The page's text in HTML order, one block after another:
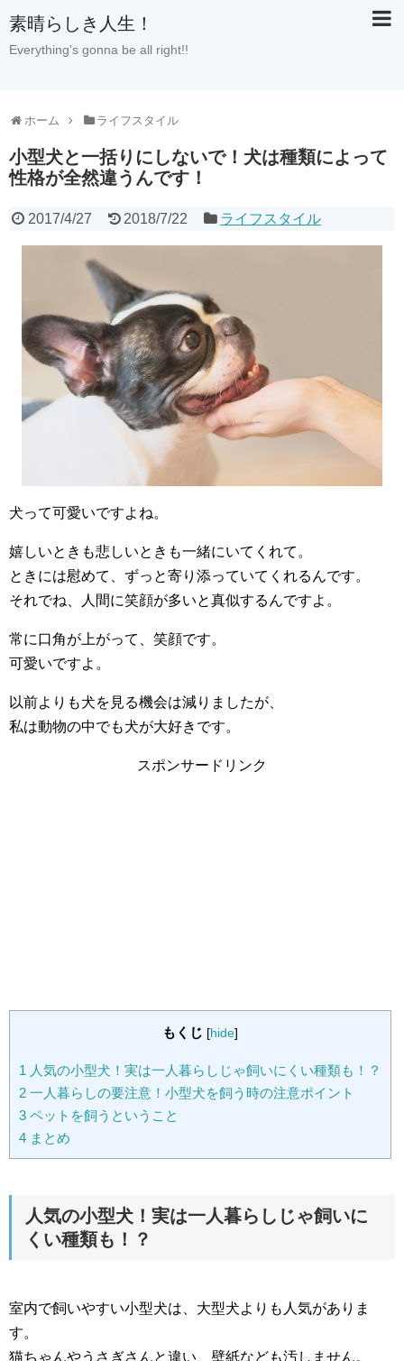
素晴らしき人生！
Everything's gonna be all right!!
ホーム ライフスタイル
小型犬と一括りにしないで！犬は種類によって
性格が全然違うんです！
2017/4/27 2018/7/22 ライフスタイル
犬って可愛いですよね。
嬉しいときも悲しいときも一緒にいてくれて。
ときには慰めて、ずっと寄り添っていてくれるんです。
それでね、人間に笑顔が多いと真似するんですよ。
常に口角が上がって、笑顔です。
可愛いですよ。
以前よりも犬を見る機会は減りましたが、
私は動物の中でも犬が大好きです。
スポンサードリンク
もくじ [hide]
1 人気の小型犬！実は一人暮らしじゃ飼いにくい種類も！？
2 一人暮らしの要注意！小型犬を飼う時の注意ポイント
3 ペットを飼うということ
4 まとめ
人気の小型犬！実は一人暮らしじゃ飼いに
くい種類も！？
室内で飼いやすい小型犬は、大型犬よりも人気がありま
す。
猫ちゃんやうさぎさんと違い、壁紙なども汚しません。